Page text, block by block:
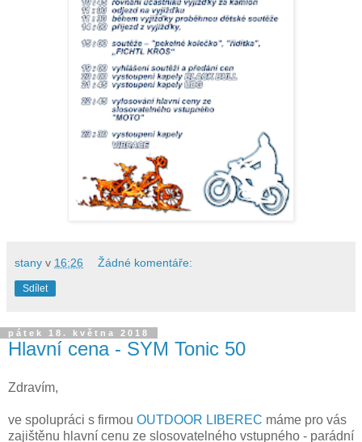
stany v 16:26 Žádné komentáře:
Sdílet
pátek 18. května 2018
Hlavní cena - SYM Tonic 50
Zdravím,
ve spolupráci s firmou OUTDOOR LIBEREC máme pro vás
zajištěnu hlavní cenu ze slosovatelného vstupného - parádní